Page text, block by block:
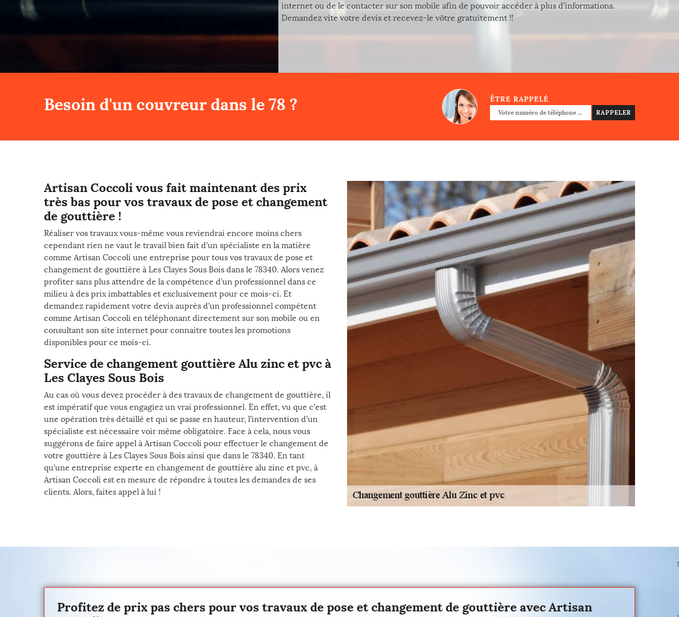
internet ou de le contacter sur son mobile afin de pouvoir accéder à plus d’informations.
Demandez vite votre devis et recevez-le vôtre gratuitement !!
Besoin d'un couvreur dans le 78 ? ÊTRE RAPPELÉ
Artisan Coccoli vous fait maintenant des prix
très bas pour vos travaux de pose et changement
de gouttière !
Réaliser vos travaux vous-même vous reviendrai encore moins chers
cependant rien ne vaut le travail bien fait d’un spécialiste en la matière
comme Artisan Coccoli une entreprise pour tous vos travaux de pose et
changement de gouttière à Les Clayes Sous Bois dans le 78340. Alors venez
profiter sans plus attendre de la compétence d’un professionnel dans ce
milieu à des prix imbattables et exclusivement pour ce mois-ci. Et
demandez rapidement votre devis auprès d’un professionnel compétent
comme Artisan Coccoli en téléphonant directement sur son mobile ou en
consultant son site internet pour connaitre toutes les promotions
disponibles pour ce mois-ci.
Service de changement gouttière Alu zinc et pvc à
Les Clayes Sous Bois
Au cas où vous devez procéder à des travaux de changement de gouttière, il
est impératif que vous engagiez un vrai professionnel. En effet, vu que c’est
une opération très détaillé et qui se passe en hauteur, l’intervention d’un
spécialiste est nécessaire voir même obligatoire. Face à cela, nous vous
suggérons de faire appel à Artisan Coccoli pour effectuer le changement de
votre gouttière à Les Clayes Sous Bois ainsi que dans le 78340. En tant
qu’une entreprise experte en changement de gouttière alu zinc et pvc, à
Artisan Coccoli est en mesure de répondre à toutes les demandes de ses
clients. Alors, faites appel à lui !
Profitez de prix pas chers pour vos travaux de pose et changement de gouttière avec Artisan